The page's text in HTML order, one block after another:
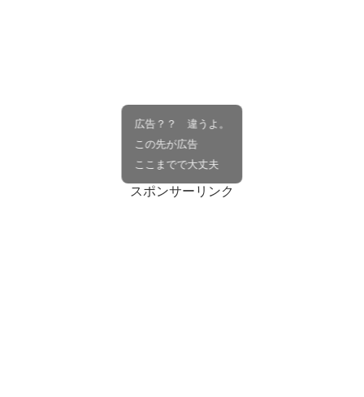
スポンサーリンク
広告？？ 違うよ。
この先が広告
ここまでで大丈夫